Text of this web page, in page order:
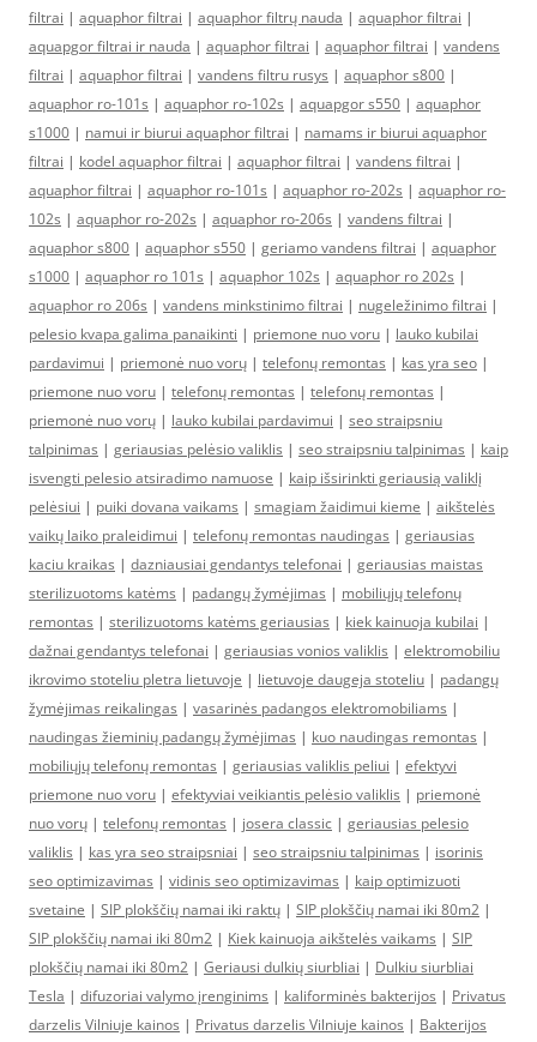
filtrai | aquaphor filtrai | aquaphor filtrų nauda | aquaphor filtrai |
aquapgor filtrai ir nauda | aquaphor filtrai | aquaphor filtrai | vandens
filtrai | aquaphor filtrai | vandens filtru rusys | aquaphor s800 |
aquaphor ro-101s | aquaphor ro-102s | aquapgor s550 | aquaphor
s1000 | namui ir biurui aquaphor filtrai | namams ir biurui aquaphor
filtrai | kodel aquaphor filtrai | aquaphor filtrai | vandens filtrai |
aquaphor filtrai | aquaphor ro-101s | aquaphor ro-202s | aquaphor ro-
102s | aquaphor ro-202s | aquaphor ro-206s | vandens filtrai |
aquaphor s800 | aquaphor s550 | geriamo vandens filtrai | aquaphor
s1000 | aquaphor ro 101s | aquaphor 102s | aquaphor ro 202s |
aquaphor ro 206s | vandens minkstinimo filtrai | nugeležinimo filtrai |
pelesio kvapa galima panaikinti | priemone nuo voru | lauko kubilai
pardavimui | priemonė nuo vorų | telefonų remontas | kas yra seo |
priemone nuo voru | telefonų remontas | telefonų remontas |
priemonė nuo vorų | lauko kubilai pardavimui | seo straipsniu
talpinimas | geriausias pelėsio valiklis | seo straipsniu talpinimas | kaip
isvengti pelesio atsiradimo namuose | kaip išsirinkti geriausią valiklį
pelėsiui | puiki dovana vaikams | smagiam žaidimui kieme | aikštelės
vaikų laiko praleidimui | telefonų remontas naudingas | geriausias
kaciu kraikas | dazniausiai gendantys telefonai | geriausias maistas
sterilizuotoms katėms | padangų žymėjimas | mobiliųjų telefonų
remontas | sterilizuotoms katėms geriausias | kiek kainuoja kubilai |
dažnai gendantys telefonai | geriausias vonios valiklis | elektromobiliu
ikrovimo stoteliu pletra lietuvoje | lietuvoje daugeja stoteliu | padangų
žymėjimas reikalingas | vasarinės padangos elektromobiliams |
naudingas žieminių padangų žymėjimas | kuo naudingas remontas |
mobiliųjų telefonų remontas | geriausias valiklis peliui | efektyvi
priemone nuo voru | efektyviai veikiantis pelėsio valiklis | priemonė
nuo vorų | telefonų remontas | josera classic | geriausias pelesio
valiklis | kas yra seo straipsniai | seo straipsniu talpinimas | isorinis
seo optimizavimas | vidinis seo optimizavimas | kaip optimizuoti
svetaine | SIP plokščių namai iki raktų | SIP plokščių namai iki 80m2 |
SIP plokščių namai iki 80m2 | Kiek kainuoja aikštelės vaikams | SIP
plokščių namai iki 80m2 | Geriausi dulkių siurbliai | Dulkiu siurbliai
Tesla | difuzoriai valymo įrenginims | kaliforminės bakterijos | Privatus
darzelis Vilniuje kainos | Privatus darzelis Vilniuje kainos | Bakterijos